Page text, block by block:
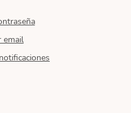
email